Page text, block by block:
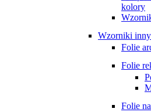
kolory
Wzorniki
Folie
Folie
Folie